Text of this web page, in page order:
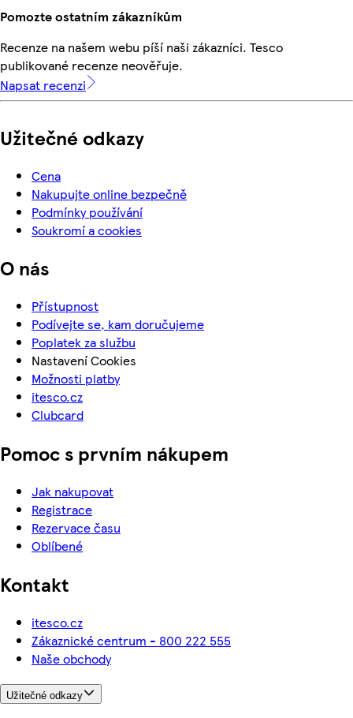
Pomozte ostatním zákazníkům
Recenze na našem webu píší naši zákazníci. Tesco
publikované recenze neověřuje.
Napsat recenzi
Užitečné odkazy
Cena
Nakupujte online bezpečně
Podmínky používání
Soukromí a cookies
O nás
Přístupnost
Podívejte se, kam doručujeme
Poplatek za službu
Nastavení Cookies
Možnosti platby
itesco.cz
Clubcard
Pomoc s prvním nákupem
Jak nakupovat
Registrace
Rezervace času
Oblíbené
Kontakt
itesco.cz
Zákaznické centrum - 800 222 555
Naše obchody
Užitečné odkazy